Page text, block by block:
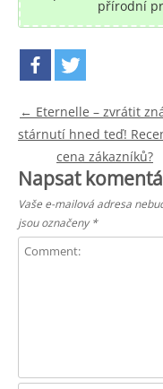
přírodní
Post navigation
← Eternelle – zvrátit
stárnutí hned teď!
cena zákazníků?
Napsat
Vaše e-mailová adresa
jsou označeny*